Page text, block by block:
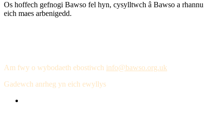
Os hoffech gefnogi Bawso fel hyn, cysylltwch â Bawso a rhannu
eich maes arbenigedd.
Am fwy o wybodaeth ebostiwch info@bawso.org.uk
Gadewch anrheg yn eich ewyllys